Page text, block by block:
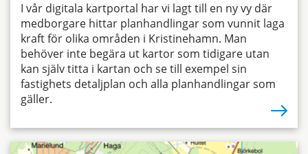
I vår digitala kartportal har vi lagt till en ny vy där
medborgare hittar planhandlingar som vunnit laga
kraft för olika områden i Kristinehamn. Man
behöver inte begära ut kartor som tidigare utan
kan själv titta i kartan och se till exempel sin
fastighets detaljplan och alla planhandlingar som
gäller.